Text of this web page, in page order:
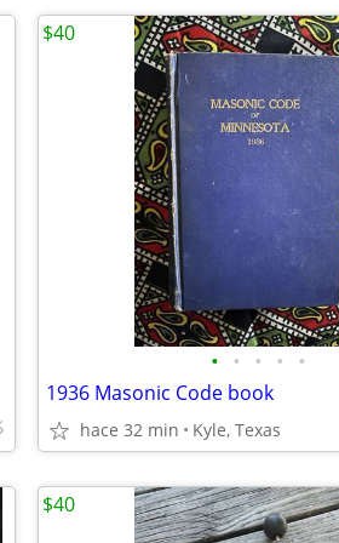
• • • • •
1936 Masonic Code book
hace 32 min Kyle, Texas
$40
$40